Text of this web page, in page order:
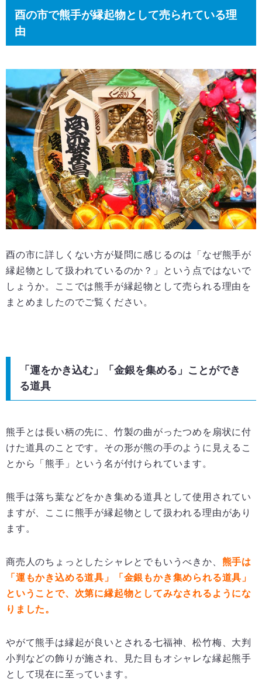
酉の市で熊手が縁起物として売られている理
由
酉の市に詳しくない方が疑問に感じるのは「なぜ熊手が
縁起物として扱われているのか？」という点ではないで
しょうか。ここでは熊手が縁起物として売られる理由を
まとめましたのでご覧ください。
「運をかき込む」「金銀を集める」ことができ
る道具
熊手とは長い柄の先に、竹製の曲がったつめを扇状に付
けた道具のことです。その形が熊の手のように見えるこ
とから「熊手」という名が付けられています。
熊手は落ち葉などをかき集める道具として使用されてい
ますが、ここに熊手が縁起物として扱われる理由があり
ます。
商売人のちょっとしたシャレとでもいうべきか、 熊手は
「運もかき込める道具」「金銀もかき集められる道具」
ということで、次第に縁起物としてみなされるようにな
りました。
やがて熊手は縁起が良いとされる七福神、松竹梅、大判
小判などの飾りが施され、見た目もオシャレな縁起熊手
として現在に至っています。